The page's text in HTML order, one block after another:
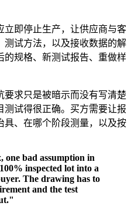
立即停止生产，让供应商与客
测试方法，以及接收数据的解
的规格、新测试报告、重做样
要求只是被暗示而没有写清楚
测试得很正确。买方需要让报
具、在哪个阶段测量，以及按
one bad assumption in
inspected lot into a
The drawing has to
and the test